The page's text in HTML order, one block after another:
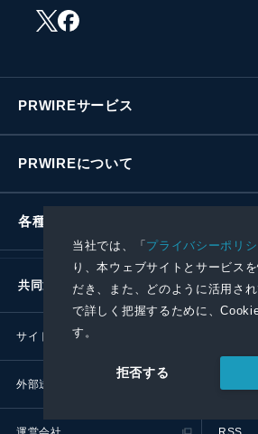
当社では、「プライバシーポリ
り、本ウェブサイトとサービス
だき、また、どのように活用さ
で詳しく把握するために、
す。
拒否する
PRWIREサービス
PRWIREについて
各種お問い合わせ
共同通信社グループ
サイトポリシー
外部送信ポリシー プレス